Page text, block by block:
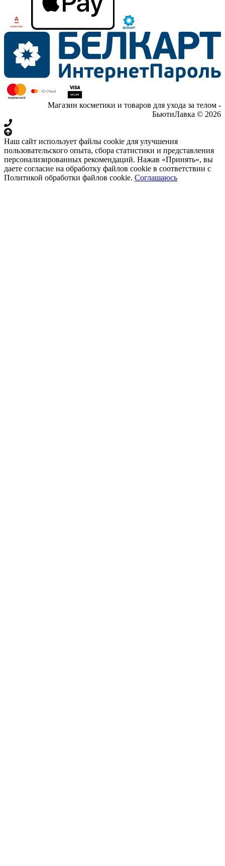
Магазин косметики и товаров для ухода за телом -
БьютиЛавка © 2026
Наш сайт использует файлы cookie для улучшения
пользовательского опыта, сбора статистики и представления
персонализированных рекомендаций. Нажав «Принять», вы
даете согласие на обработку файлов cookie в соответствии с
Политикой обработки файлов cookie. Соглашаюсь